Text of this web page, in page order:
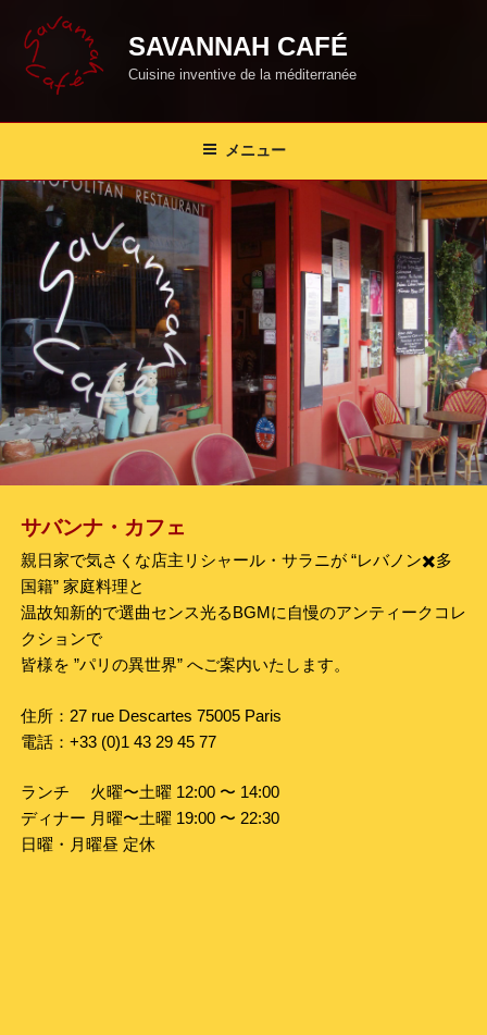
SAVANNAH CAFÉ
Cuisine inventive de la méditerranée
メニュー
an
çai
s
gli
sh
本
語
サバンナ・カフェ
親日家で気さくな店主リシャール・サラニが レバノン✖️多
国籍 家庭料理と
温故知新的で選曲センス光るBGMに自慢のアンティークコレ
クションで
皆様を ”パリの異世界” へご案内いたします。
住所：27 rue Descartes 75005 Paris
電話：+33 (0)1 43 29 45 77
ランチ 火曜〜土曜 12:00 〜 14:00
ディナー 月曜〜土曜 19:00 〜 22:30
日曜・月曜昼 定休